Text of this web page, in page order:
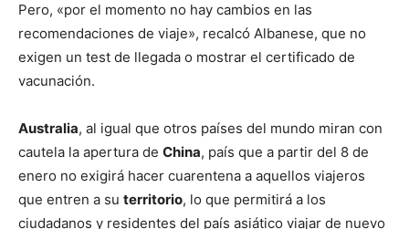
Pero, «por el momento no hay cambios en las
recomendaciones de viaje», recalcó Albanese, que no
exigen un test de llegada o mostrar el certificado de
vacunación.
Australia, al igual que otros países del mundo miran con
cautela la apertura de China, país que a partir del 8 de
enero no exigirá hacer cuarentena a aquellos viajeros
que entren a su territorio, lo que permitirá a los
ciudadanos y residentes del país asiático viajar de nuevo